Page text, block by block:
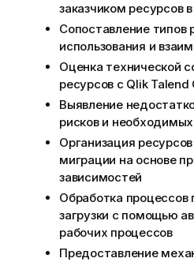
заказчиком ресурсов
Сопоставление типов
использования и
Оценка технической
ресурсов с Qlik Talend
Выявление
рисков и
Организация
миграции на основе
зависимостей
Обработка процессов
загрузки с помощью
рабочих процессов
Предоставление